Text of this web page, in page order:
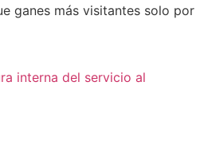
ganes más visitantes solo por